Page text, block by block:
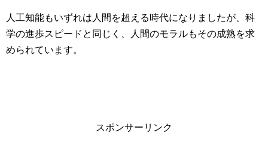
人工知能もいずれは人間を超える時代になりましたが、科
学の進歩スピードと同じく、人間のモラルもその成熟を求
められています。
スポンサーリンク